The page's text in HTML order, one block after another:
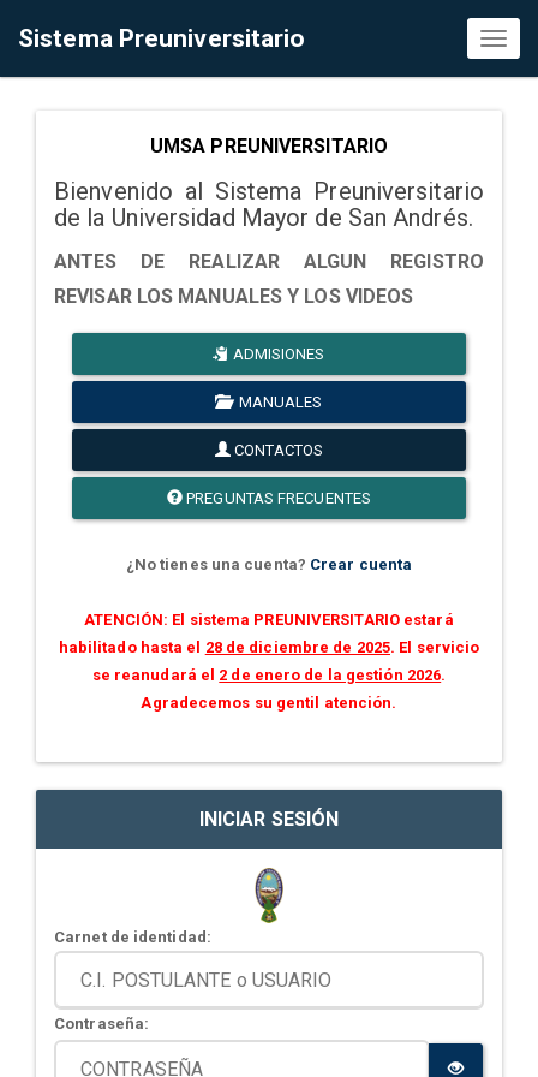
Sistema Preuniversitario
UMSA PREUNIVERSITARIO
Bienvenido al Sistema Preuniversitario
de la Universidad Mayor de San Andrés.
ANTES DE REALIZAR ALGUN REGISTRO
REVISAR LOS MANUALES Y LOS VIDEOS
ADMISIONES
MANUALES
CONTACTOS
PREGUNTAS FRECUENTES
¿No tienes una cuenta? Crear cuenta
ATENCIÓN: El sistema PREUNIVERSITARIO estará
habilitado hasta el 28 de diciembre de 2025. El servicio
se reanudará el 2 de enero de la gestión 2026.
Agradecemos su gentil atención.
INICIAR SESIÓN
Carnet de identidad:
Contraseña: